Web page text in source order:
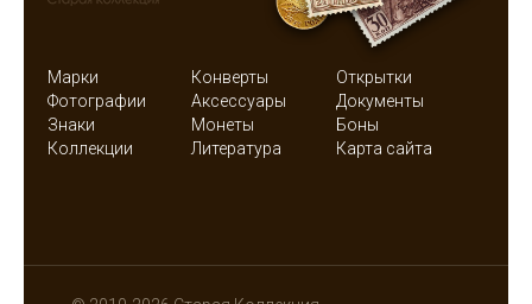
Марки Конверты
Открытки
Фотографии
Аксессуары
Документы
Знаки
Монеты
Боны
Коллекции
Литература Карта сайта